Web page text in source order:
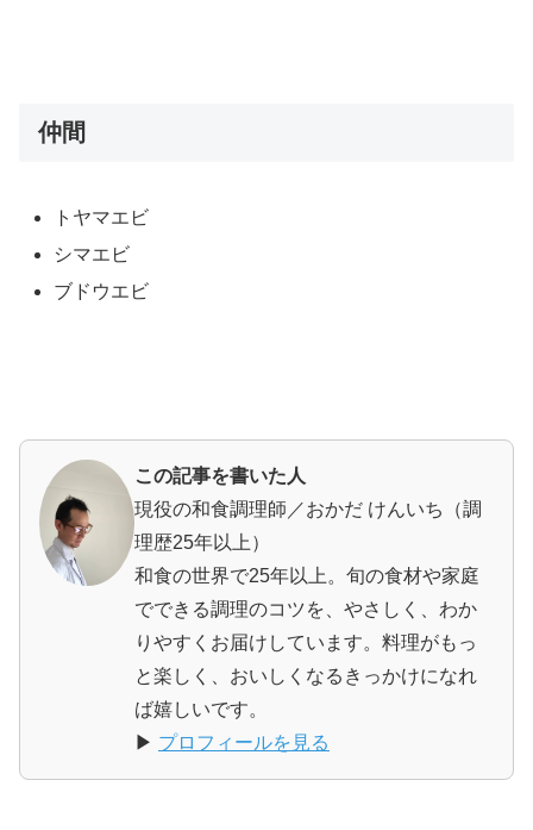
仲間
トヤマエビ
シマエビ
ブドウエビ
この記事を書いた人
現役の和食調理師／おかだ けんいち（調
理歴25年以上）
和食の世界で25年以上。旬の食材や家庭
でできる調理のコツを、やさしく、わか
りやすくお届けしています。料理がもっ
と楽しく、おいしくなるきっかけになれ
ば嬉しいです。
▶ プロフィールを見る